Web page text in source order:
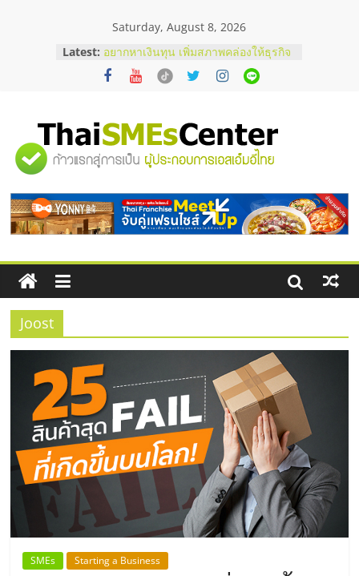
Saturday, August 8, 2026
Latest: อยากหาเงินทุน เพิ่มสภาพคล่องให้ธุรกิจ
เริ่มยังไงให้ผ่านฉลุย
สัมมนาออนไลน์ โอกาสบริหารสถานี
ThaiFranchise Meet Up จับคู่แฟรน
ไชส์ ครั้งที่ 8
ร้านเครื่องเสียงคุณภาพสูง พร้อม
บริษัท Cybersecurity ในไทยที่ไหนดี?
วิธีเลือกผู้ให้บริการให้คุ้มค่าและตอบ
โจทย์ธุรกิจ
"ศูนย์
รวม
ข้อมูล
ธุรกิจ
SME
แห่ง
ประเทศไทย,
ThaiSMEsCenter,
รวม
ธุรกิจ
Joost
SMEs Starting a Business